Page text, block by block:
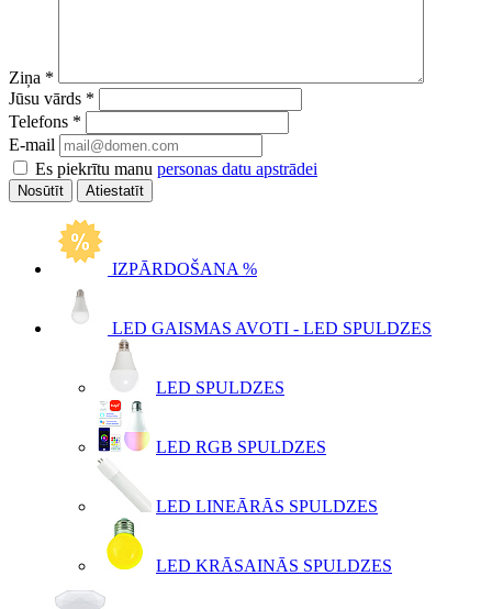
Ziņa *
Jūsu vārds *
Telefons *
E-mail
Es piekrītu manu personas datu apstrādei
Atiestatīt
IZPĀRDOŠANA %
LED GAISMAS AVOTI - LED SPULDZES
LED SPULDZES
LED RGB SPULDZES
LED LINEĀRĀS SPULDZES
LED KRĀSAINĀS SPULDZES